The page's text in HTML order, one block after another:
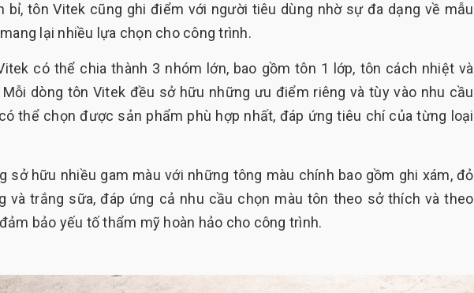
bỉ, tôn Vitek cũng ghi điểm với người tiêu dùng nhờ sự đa dạng về mẫu
lại nhiều lựa chọn cho công trình.
có thể chia thành 3 nhóm lớn, bao gồm tôn 1 lớp, tôn cách nhiệt và
dòng tôn Vitek đều sở hữu những ưu điểm riêng và tùy vào nhu cầu
thể chọn được sản phẩm phù hợp nhất, đáp ứng tiêu chí của từng loại
sở hữu nhiều gam màu với những tông màu chính bao gồm ghi xám, đỏ
và trắng sữa, đáp ứng cả nhu cầu chọn màu tôn theo sở thích và theo
bảo yếu tố thẩm mỹ hoàn hảo cho công trình.